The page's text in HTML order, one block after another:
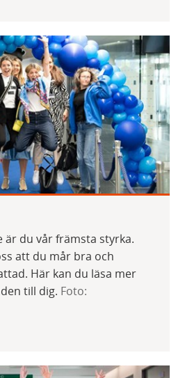
är du vår främsta styrka.
att du mår bra och
Här kan du läsa mer
till dig. Foto: